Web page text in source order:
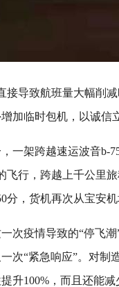
接导致航班量大幅削
加临时包机，以诚信
一架跨越速运波音b-
飞行，跨越上千公里
，货机再次从宝安
次疫情导致的“停飞
次“紧急响应”。对制
升100%，而且还能